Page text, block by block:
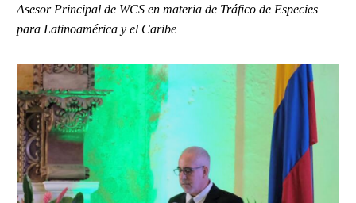
Asesor Principal de WCS en materia de Tráfico de Especies
para Latinoamérica y el Caribe